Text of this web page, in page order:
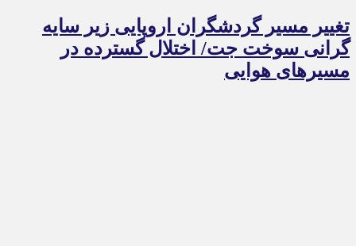
تغییر مسیر گردشگران اروپایی زیر سایه
گرانی سوخت جت/ اختلال گسترده در
مسیرهای هوایی